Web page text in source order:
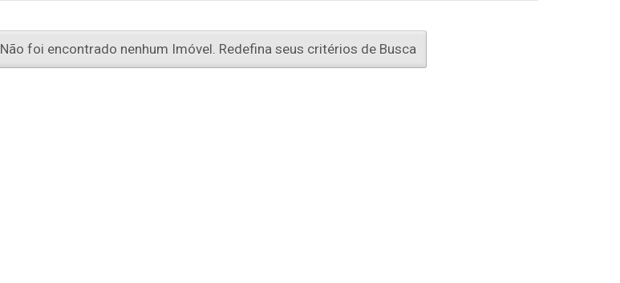
Não foi encontrado nenhum Imóvel. Redefina seus critérios de Busca